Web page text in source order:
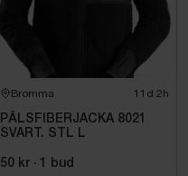
Bromma 11d 2h
PÄLSFIBERJACKA 8021
SVART. STL L
50 kr · 1 bud